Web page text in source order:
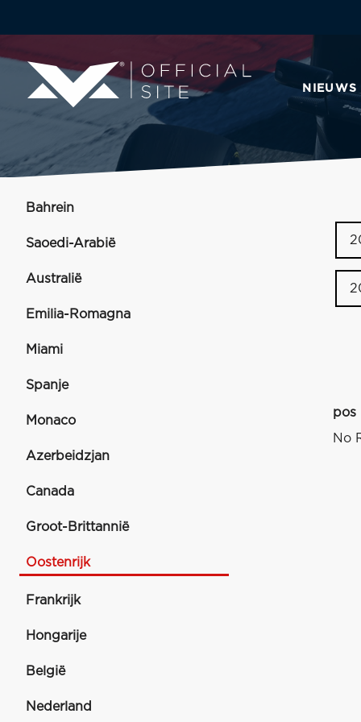
NIEUWS
Bahrein
Saoedi-Arabië
Australië
Emilia-Romagna
Miami
Spanje
Monaco
Azerbeidzjan
Canada
Groot-Brittannië
Oostenrijk
Frankrijk
Hongarije
België
Nederland
pos
No